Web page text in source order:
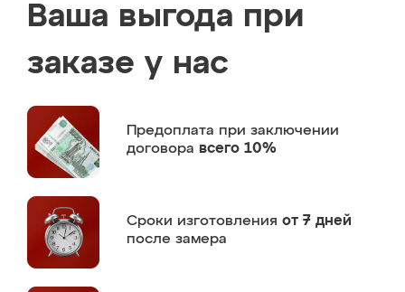
Ваша выгода при
заказе у нас
Предоплата при заключении
договора всего 10%
Сроки изготовления от 7 дней
после замера